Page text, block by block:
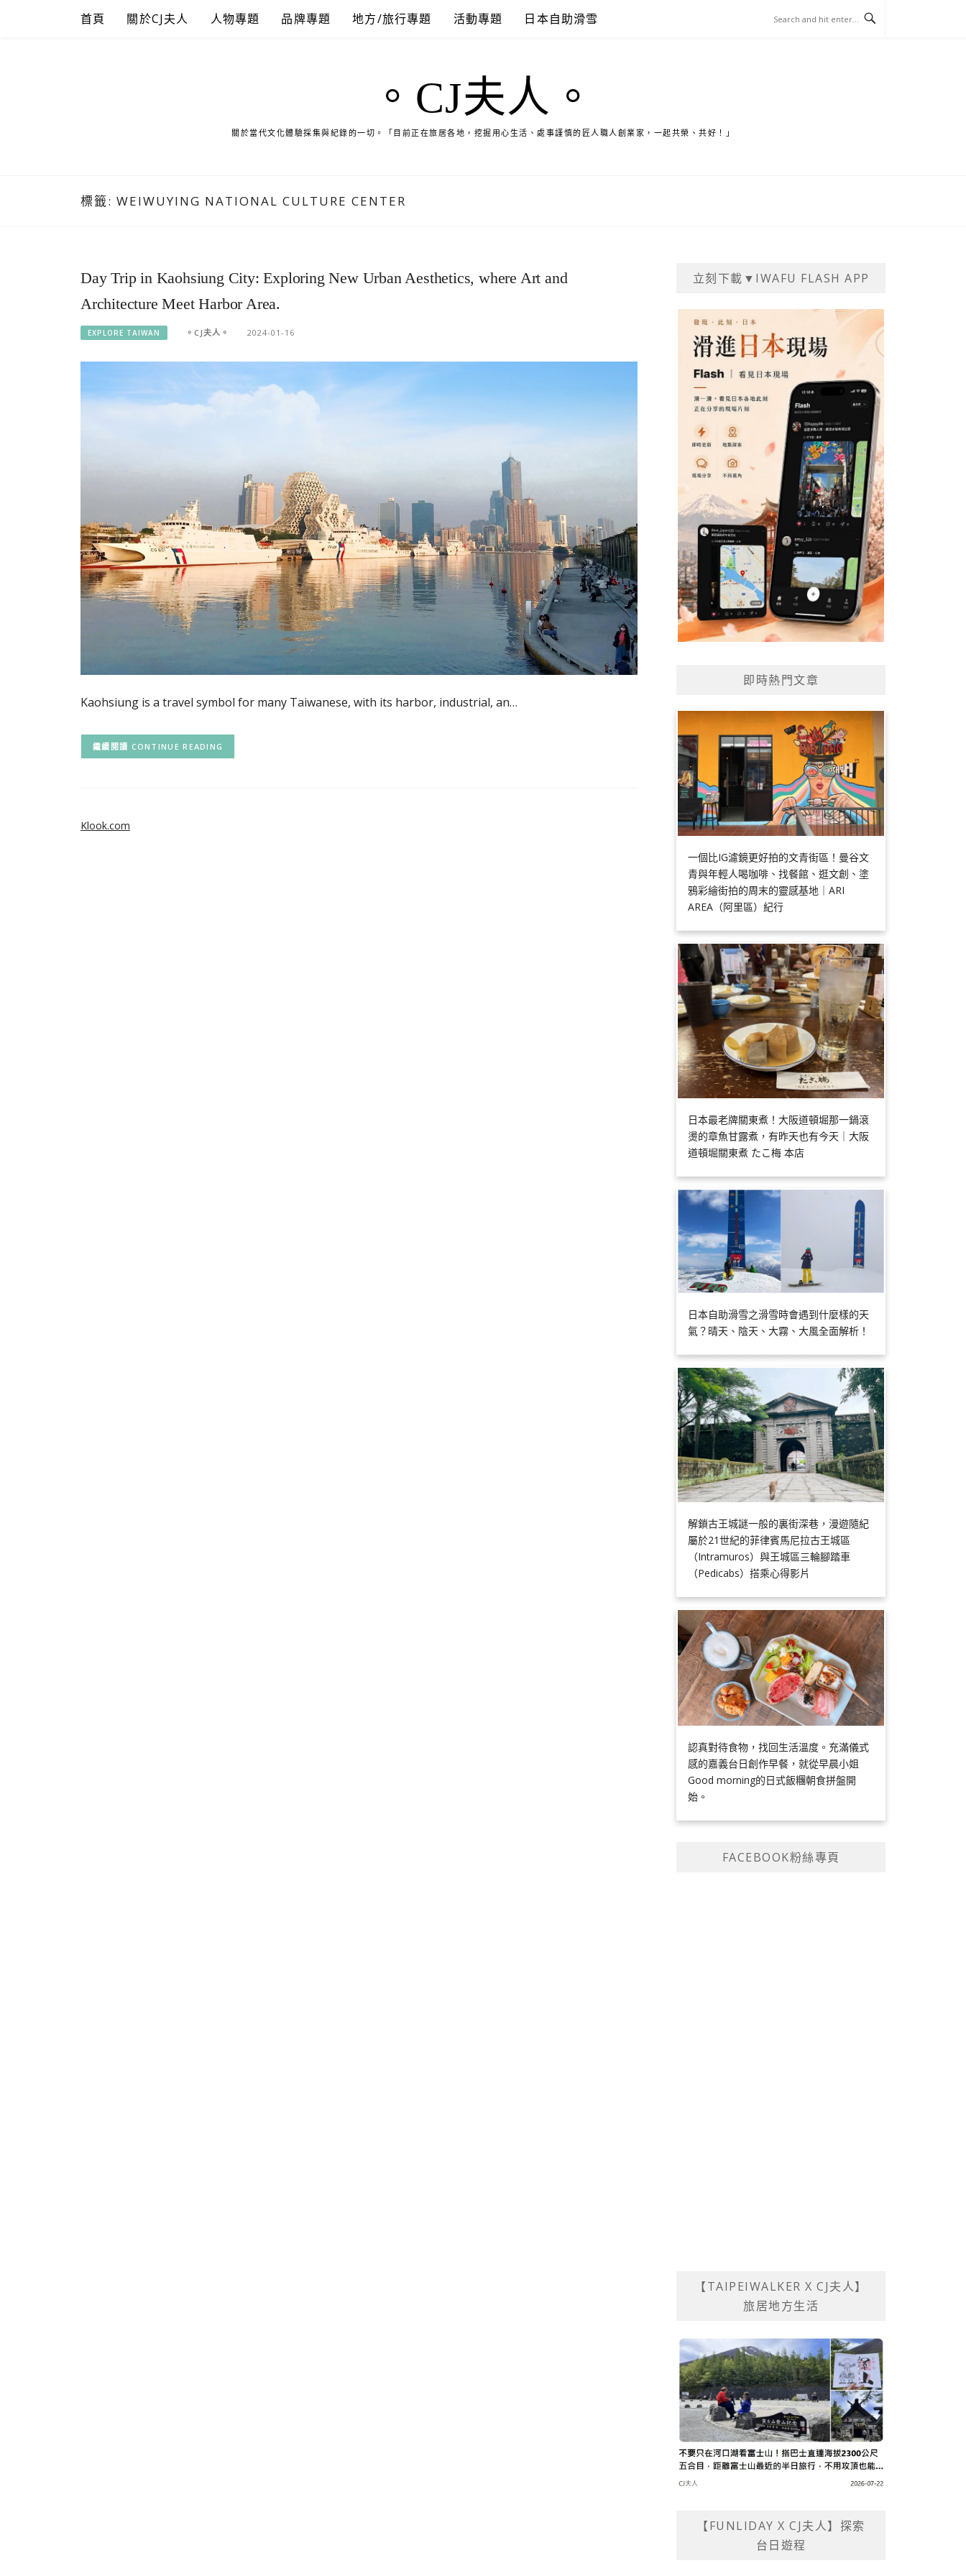
首頁 關於CJ夫人 人物專題 品牌專題 地方/旅行專題 活動專題 日本自助滑雪
。CJ夫人。
關於當代文化體驗採集與紀錄的一切。「目前正在旅居各地，挖掘用心生活、處事謹慎的匠人職人創業家，一起共榮、共好！」
標籤: WEIWUYING NATIONAL CULTURE CENTER
Day Trip in Kaohsiung City: Exploring New Urban Aesthetics, where Art and
Architecture Meet Harbor Area.
EXPLORE TAIWAN 。CJ夫人。 2024-01-16
Kaohsiung is a travel symbol for many Taiwanese, with its harbor, industrial, an…
CONTINUE READING
立刻下載▼IWAFU FLASH APP
即時熱門文章
一個比IG濾鏡更好拍的文青街區！曼谷文
青與年輕人喝咖啡、找餐館、逛文創、塗
鴉彩繪街拍的周末的靈感基地｜ARI
AREA（阿里區）紀行
日本最老牌關東煮！大阪道頓堀那一鍋滾
燙的章魚甘露煮，有昨天也有今天｜大阪
道頓堀關東煮 たこ梅 本店
日本自助滑雪之滑雪時會遇到什麼樣的天
氣？晴天、陰天、大霧、大風全面解析！
解鎖古王城謎一般的裏街深巷，漫遊隨紀
屬於21世紀的菲律賓馬尼拉古王城區
（Intramuros）與王城區三輪腳踏車
（Pedicabs）搭乘心得影片
認真對待食物，找回生活溫度。充滿儀式
感的嘉義台日創作早餐，就從早晨小姐
Good morning的日式飯糰朝食拼盤開
始。
FACEBOOK粉絲專頁
【TAIPEIWALKER X CJ夫人】
旅居地方生活
【FUNLIDAY X CJ夫人】探索
台日遊程
Klook.com